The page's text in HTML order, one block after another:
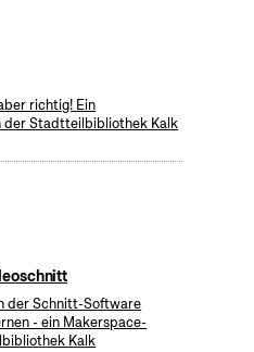
richtig! Ein
der Stadtteilbibliothek Kalk
der Schnitt-Software
- ein Makerspace-
Kalk